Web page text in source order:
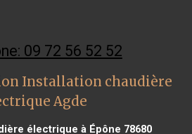
09 72 56 52 52
Installation chaudière
Agde
électrique à Épône 78680